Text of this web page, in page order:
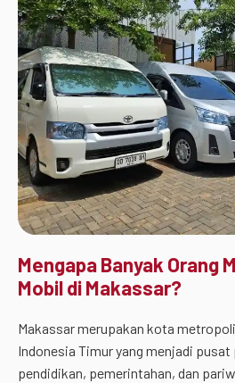
Mengapa Banyak Orang
Mobil di Makassar?
Makassar merupakan kota
Indonesia Timur yang menjadi pusat
pendidikan, pemerintahan, dan